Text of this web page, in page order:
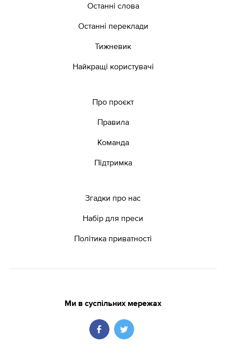
Останні слова
Останні переклади
Тижневик
Найкращі користувачі
Про проєкт
Правила
Команда
Підтримка
Згадки про нас
Набір для преси
Політика приватності
Ми в суспільних мережах